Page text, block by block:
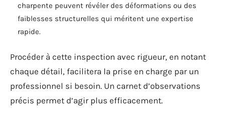
charpente peuvent révéler des déformations ou des
faiblesses structurelles qui méritent une expertise
rapide.
Procéder à cette inspection avec rigueur, en notant
chaque détail, facilitera la prise en charge par un
professionnel si besoin. Un carnet d’observations
précis permet d’agir plus efficacement.